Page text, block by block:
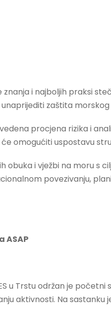
znanja i najboljih praksi
zaštita
procjena rizika i
omogućiti uspostavu
obuka i vježbi na moru
povezivanju,
ASAP
u Trstu održan je
aktivnosti. Na